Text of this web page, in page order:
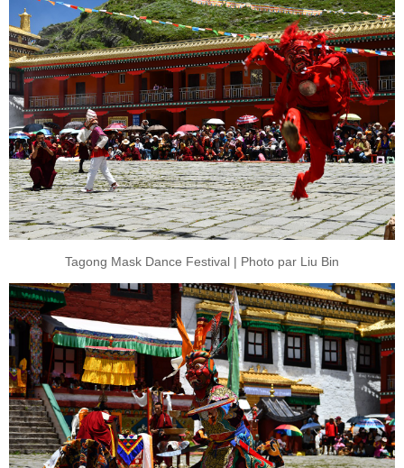
Tagong Mask Dance Festival | Photo par Liu Bin